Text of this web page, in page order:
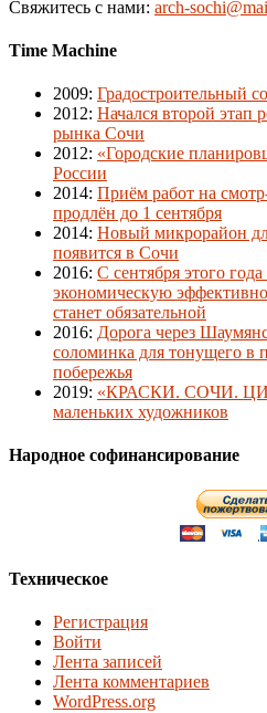
Свяжитесь с нами: arch-
Time Machine
2009: Градостроительный
2012: Начался второй этап
рынка Сочи
2012: «Городские
России
2014: Приём работ на
продлён до 1 сентября
2014: Новый микрорайон
появится в Сочи
2016: С сентября этого года
экономическую
станет обязательной
2016: Дорога через
соломинка для тонущего в
побережья
2019: «КРАСКИ. СОЧИ.
маленьких художников
Народное софинансирование
Техническое
Регистрация
Войти
Лента записей
Лента комментариев
WordPress.org